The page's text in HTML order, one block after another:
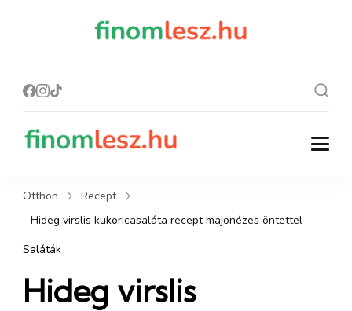
finomlesz.hu
Recept, ami finom lesz.
Otthon
Recept
Hideg virslis kukoricasaláta recept majonézes öntettel
Saláták
Hideg virslis